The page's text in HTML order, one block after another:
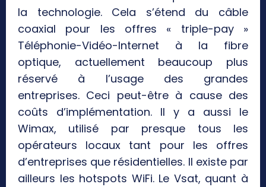
la technologie. Cela s’étend du câble
coaxial pour les offres « triple-pay »
Téléphonie-Vidéo-Internet à la fibre
optique, actuellement beaucoup plus
réservé à l’usage des grandes
entreprises. Ceci peut-être à cause des
coûts d’implémentation. Il y a aussi le
Wimax, utilisé par presque tous les
opérateurs locaux tant pour les offres
d’entreprises que résidentielles. Il existe par
ailleurs les hotspots WiFi. Le Vsat, quant à